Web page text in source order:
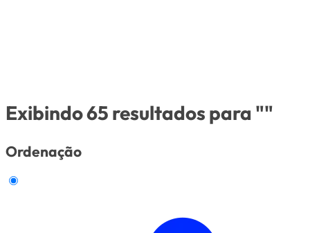
Exibindo 65 resultados para ""
Ordenação